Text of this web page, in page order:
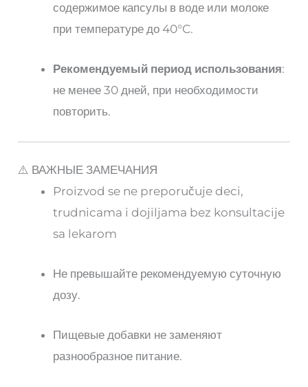
содержимое капсулы в воде или молоке
при температуре до 40°C.
Рекомендуемый период использования:
не менее 30 дней, при необходимости
повторить.
⚠️ ВАЖНЫЕ ЗАМЕЧАНИЯ
Proizvod se ne preporučuje deci,
trudnicama i dojiljama bez konsultacije
sa lekarom
Не превышайте рекомендуемую суточную
дозу.
Пищевые добавки не заменяют
разнообразное питание.